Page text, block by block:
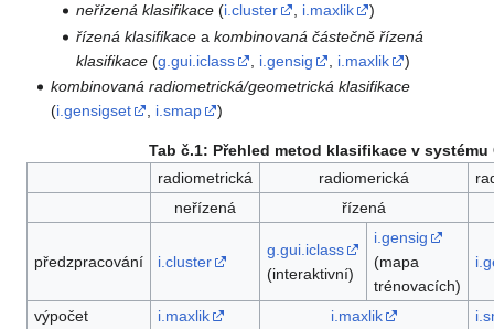
neřízená klasifikace(i.cluster , i.maxlik
)
řízená klasifikacea kombinovaná částečně řízená
klasifikace(g.gui.iclass i.gensig i.maxlik
)
kombinovaná radiometrická/geometrická klasifikace
(i.gensigset i.smap )
Tab č.1: Přehled metod klasifikace v systému
radiometrická
radiomerická
neřízená
řízená
předzpracování i.cluster
g.gui.iclass
(interaktivní)
i.gensig
(mapa
trénovacích)
výpočet i.maxlik i.maxlik